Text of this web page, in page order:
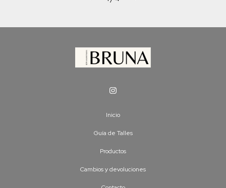
Inicio
Guía de Talles
Productos
Cambios y devoluciones